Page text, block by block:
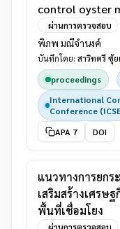
control oyster
ผ่านการตรวจสอบ
พิภพ มณีจำนงค์
บันทึกโดย: สาวิทตรี ซุ้ย
proceedings
International
Conference
APA 7
DOI
แนวทางการยก
เสริมสร้างเศรษ
พื้นที่เชื่อมโยง